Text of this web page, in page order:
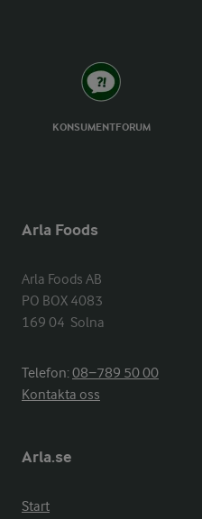
KONSUMENTFORUM
Arla Foods
Arla Foods AB
PO BOX 4083
169 04  Solna
Telefon:08−789 50 00
Kontakta oss
Arla.se
Start